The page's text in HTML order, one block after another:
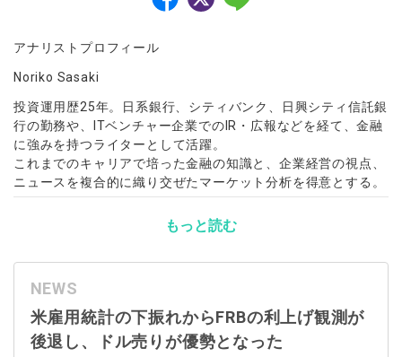
アナリストプロフィール
Noriko Sasaki
投資運用歴25年。日系銀行、シティバンク、日興シティ信託銀
行の勤務や、ITベンチャー企業でのIR・広報などを経て、金融
に強みを持つライターとして活躍。
これまでのキャリアで培った金融の知識と、企業経営の視点、
ニュースを複合的に織り交ぜたマーケット分析を得意とする。
もっと読む
NEWS
米雇用統計の下振れからFRBの利上げ観測が
後退し、ドル売りが優勢となった